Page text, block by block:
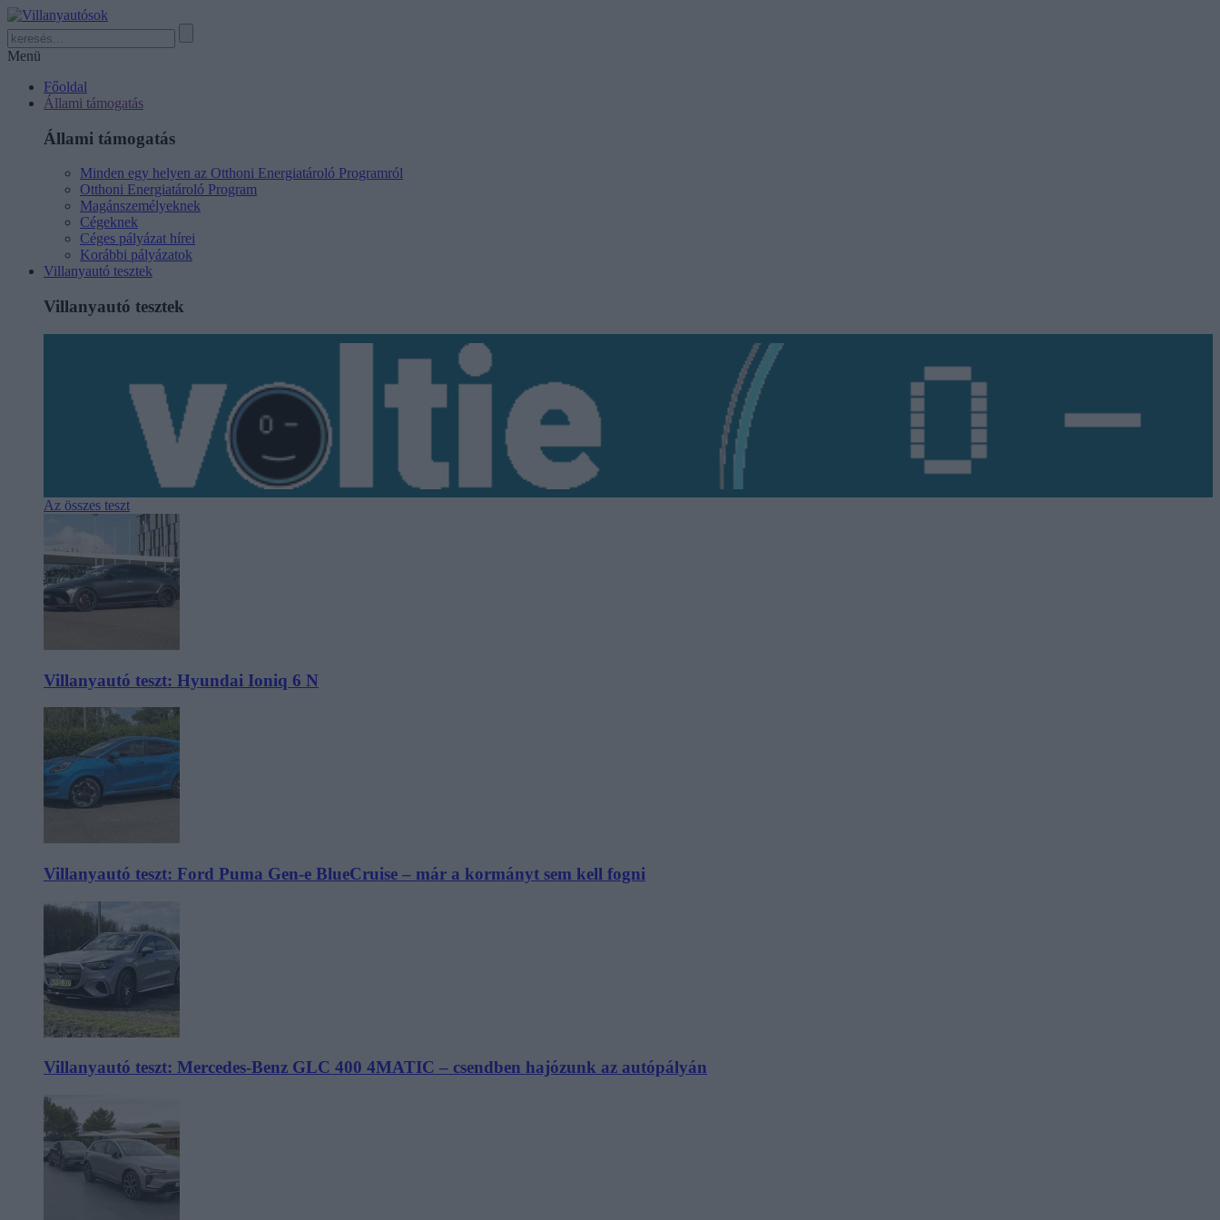
Menü
Főoldal
Állami támogatás
Állami támogatás
Minden egy helyen az Otthoni Energiatároló Programról
Otthoni Energiatároló Program
Magánszemélyeknek
Cégeknek
Céges pályázat hírei
Korábbi pályázatok
Villanyautó tesztek
Villanyautó tesztek
Az összes teszt
Villanyautó teszt: Hyundai Ioniq 6 N
Villanyautó teszt: Ford Puma Gen-e BlueCruise – már a kormányt sem kell fogni
Villanyautó teszt: Mercedes-Benz GLC 400 4MATIC – csendben hajózunk az autópályán